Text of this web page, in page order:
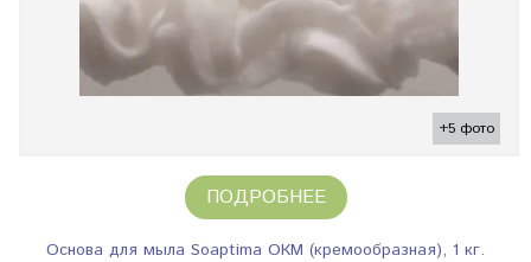
+5 фото
ПОДРОБНЕЕ
Основа для мыла Soaptima ОКМ (кремообразная), 1 кг.